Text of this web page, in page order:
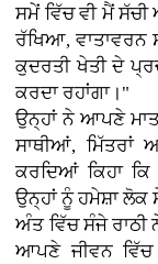
ਸਮੇਂ ਵਿੱਚ ਵੀ ਮੈਂ ਸੱਚੀ
ਰੱਖਿਆ, ਵਾਤਾਵਰਨ
ਕੁਦਰਤੀ ਖੇਤੀ ਦੇ
ਕਰਦਾ ਰਹਾਂਗਾ।"
ਉਨ੍ਹਾਂ ਨੇ ਆਪਣੇ
ਸਾਥੀਆਂ, ਮਿੱਤਰਾਂ
ਕਰਦਿਆਂ ਕਿਹਾ
ਉਨ੍ਹਾਂ ਨੂੰ ਹਮੇਸ਼ਾ ਲੋਕ
ਅੰਤ ਵਿੱਚ ਸੰਜੇ ਰਾਠੀ
ਆਪਣੇ ਜੀਵਨ